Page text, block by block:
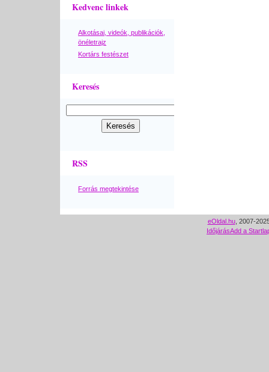
Kedvenc linkek
Alkotásai, videók, publikációk,
önéletrajz
Kortárs festészet
Keresés
RSS
Forrás megtekintése
eOldal.hu, 2007-
IdőjárásAdd a